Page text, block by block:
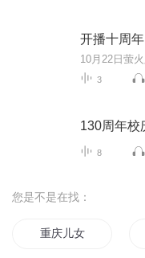
开播十周年
10月22日萤
3
130周年校
8
您是不是在找：
重庆儿女